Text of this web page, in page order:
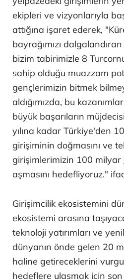
ekipleri ve vizyonlarıyla
attığına işaret ederek,
bayrağımızı
bizim tabirimizle 8
sahip olduğu muazzam
gençlerimizin bitmek
aldığımızda, bu
büyük başarıların
yılına kadar Türkiye'den
girişiminin doğmasını ve
girişimlerimizin 100 milyar
aşmasını hedefliyoruz."
Girişimcilik ekosistemini
ekosistemi arasına
teknoloji yatırımları ve
dünyanın önde gelen 20
haline getireceklerini
hedeflere ulaşmak için